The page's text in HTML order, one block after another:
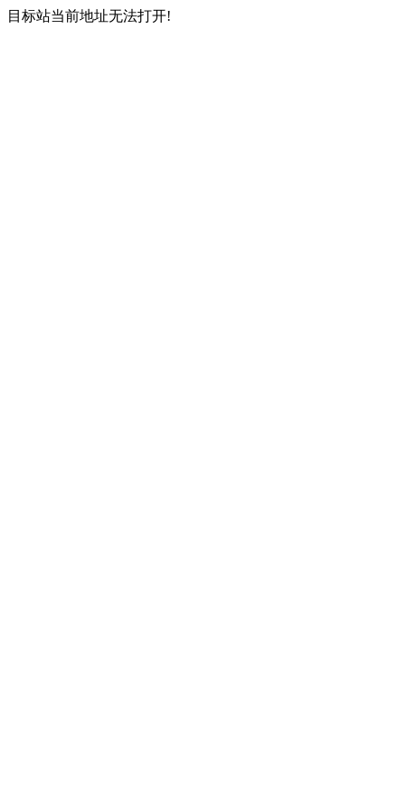
目标站当前地址无法打开!